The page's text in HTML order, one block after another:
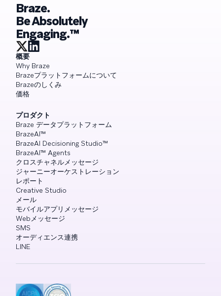
Braze.
Be Absolutely
Engaging.™
概要
Why Braze
Brazeプラットフォームについて
Brazeのしくみ
価格
プロダクト
Braze データプラットフォーム
BrazeAI™
BrazeAI Decisioning Studio™
BrazeAI™ Agents
クロスチャネルメッセージ
ジャーニーオーケストレーション
レポート
Creative Studio
メール
モバイルアプリメッセージ
Webメッセージ
SMS
オーディエンス連携
LINE